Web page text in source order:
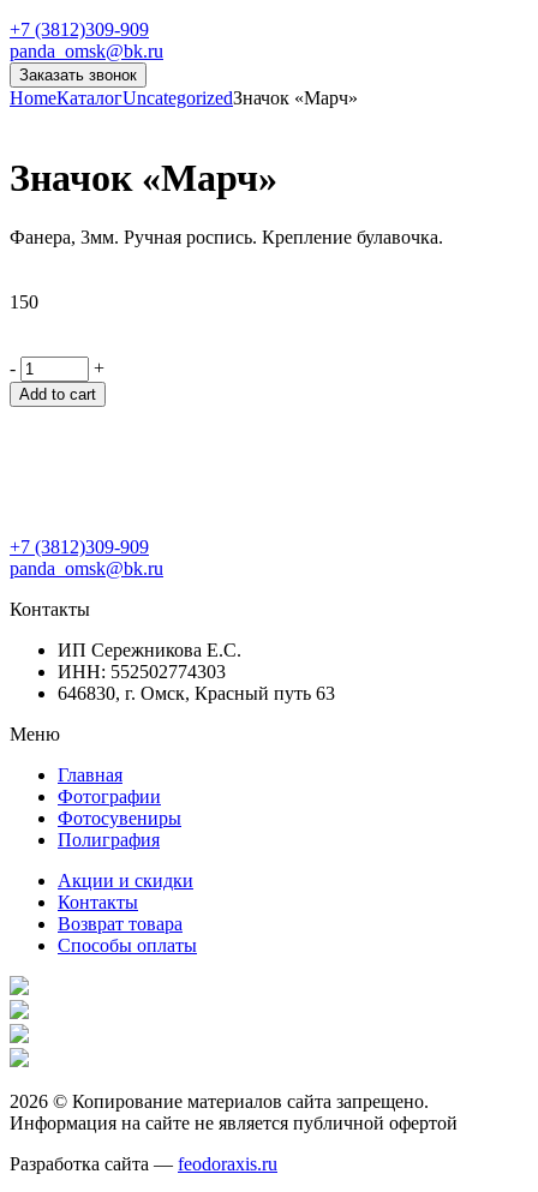
+7 (3812)309-909
panda_omsk@bk.ru
Заказать звонок
HomeКаталогUncategorizedЗначок «Марч»
Значок «Марч»
Фанера, 3мм. Ручная роспись. Крепление булавочка.
150
- +
Add to cart
+7 (3812)309-909
panda_omsk@bk.ru
Контакты
ИП Сережникова Е.С.
ИНН: 552502774303
646830, г. Омск, Красный путь 63
Меню
Главная
Фотографии
Фотосувениры
Полиграфия
Акции и скидки
Контакты
Возврат товара
Способы оплаты
2026 © Копирование материалов сайта запрещено.
Информация на сайте не является публичной офертой
Разработка сайта — feodoraxis.ru